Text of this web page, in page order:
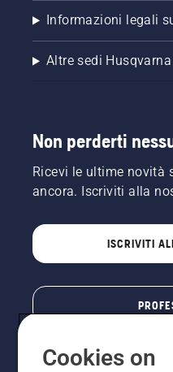
Informazioni legali
Altre sedi Husqvarna
Non perderti
Ricevi le ultime novità
ancora. Iscriviti alla
ISCRIVITI
Cookies on